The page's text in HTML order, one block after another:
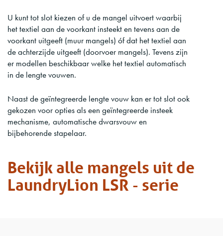
U kunt tot slot kiezen of u de mangel uitvoert waarbij
het textiel aan de voorkant insteekt en tevens aan de
voorkant uitgeeft (muur mangels) óf dat het textiel aan
de achterzijde uitgeeft (doorvoer mangels). Tevens zijn
er modellen beschikbaar welke het textiel automatisch
in de lengte vouwen.
Naast de geïntegreerde lengte vouw kan er tot slot ook
gekozen voor opties als een geïntegreerde insteek
mechanisme, automatische dwarsvouw en
bijbehorende stapelaar.
Bekijk alle mangels uit de
LaundryLion LSR - serie